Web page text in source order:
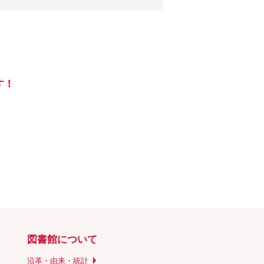
図書館について
沿革・由来・統計